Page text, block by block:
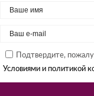
Подтвердите,
Условиями и политикой